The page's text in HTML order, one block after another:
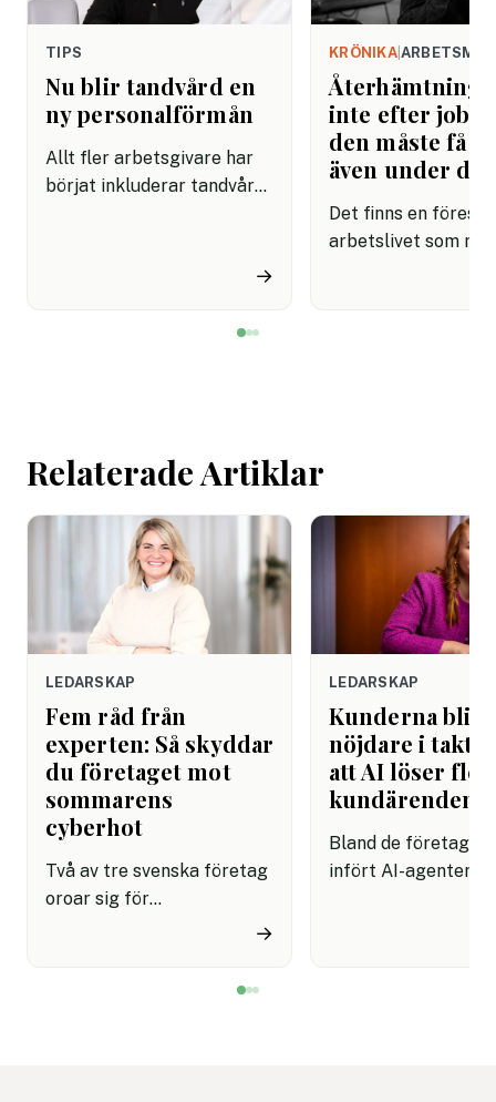
TIPS
Nu blir tandvård en
ny personalförmån
Allt fler arbetsgivare har
börjat inkluderar tandvård i
miljon svenskar uppger att
→
KRÖNIKA|
Återhämtning
inte efter
den måste få
även under
Det finns en
arbetslivet som
Relaterade Artiklar
LEDARSKAP
Fem råd från
experten: Så skyddar
du företaget mot
sommarens
cyberhot
Två av tre svenska företag
oroar sig för
innebär semestertider med
→
LEDARSKAP
Kunderna blir
nöjdare i takt
att AI löser fler
kundärenden
Bland de företag
infört AI-agenter i